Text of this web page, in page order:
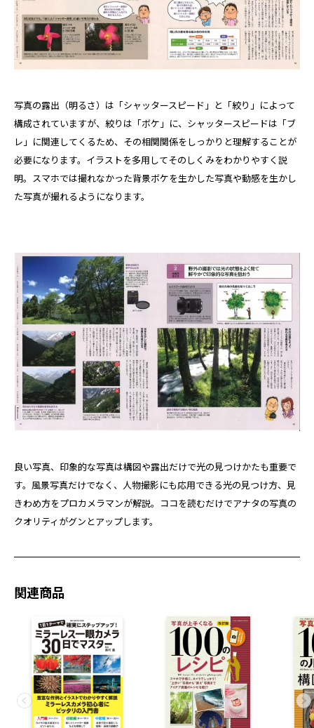
写真の露出（明るさ）は「シャッタースピード」と「絞り」によって
構成されていますが、絞りは「ボケ」に、シャッタースピードは「ブ
レ」に関連してくるため、その相関関係をしっかりと理解することが
必要になります。イラストを多用してそのしくみをわかりやすく説
明。スマホでは撮れなかった背景ボケを生かした写真や動感を生かし
た写真が撮れるようになります。
良い写真、印象的な写真は構図や露出だけで光の見つけかたも重要で
す。風景写真だけでなく、人物撮影にも応用できる光の見つけ方、見
きわめ方をプロカメラマンが解説。ココを読むだけでアナタの写真の
クオリティがグンとアップします。
関連商品